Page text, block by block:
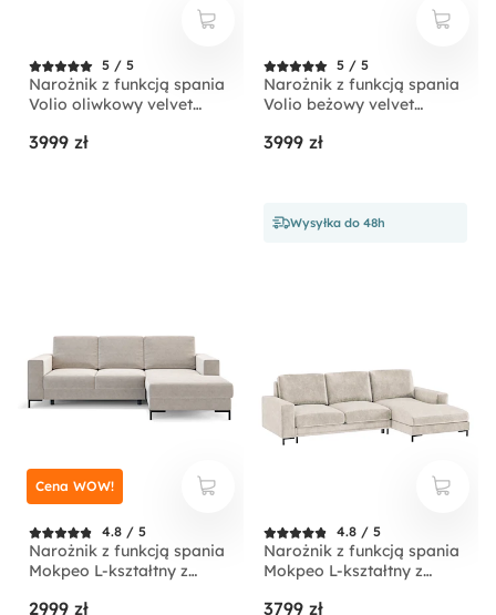
5 / 5
Narożnik z funkcją spania
Volio oliwkowy velvet
3999 zł
5 / 5
Narożnik z funkcją spania
Volio beżowy velvet
3999 zł
Wysyłka do 48h
4.8 / 5
Narożnik z funkcją spania
Mokpeo L-kształtny z
czarnych nóżkach beżowy
2999 zł
Cena WOW!
4.8 / 5
Narożnik z funkcją spania
Mokpeo L-kształtny z
czarnych nóżkach
3799 zł